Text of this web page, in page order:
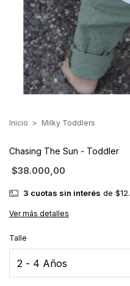
Inicio > Milky Toddlers
Chasing The Sun - Toddler
$38.000,00
3 cuotas sin interés de
Ver más detalles
Talle